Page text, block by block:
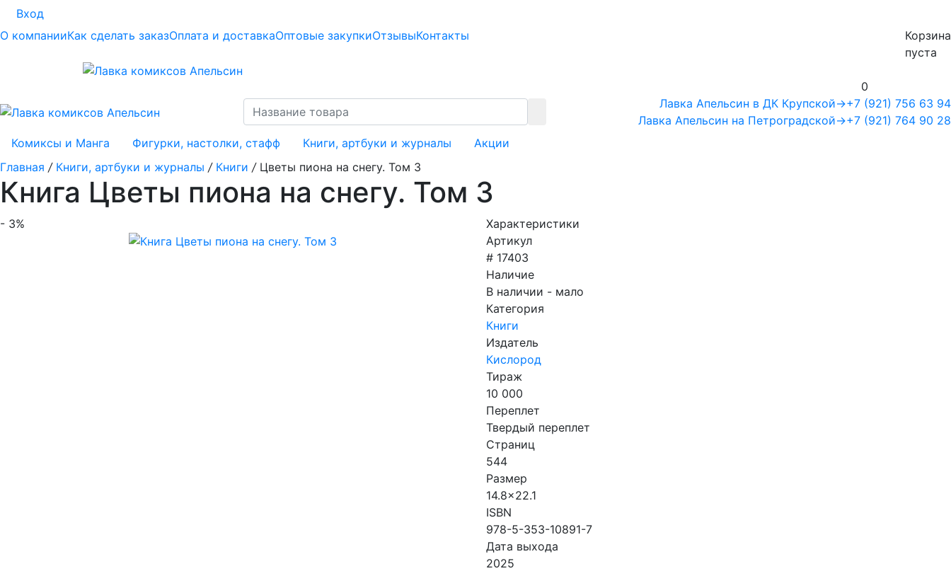
Вход
О компанииКак сделать заказОплата и доставкаОптовые закупкиОтзывыКонтакты
Корзина
пуста
0
+7 (921) 756 63 94
+7 (921) 764 90 28
Лавка Апельсин в ДК Крупской→
Лавка Апельсин на Петроградской→
Комиксы и Манга
Фигурки, настолки, стафф Книги, артбуки и журналы
Акции
Главная / Книги, артбуки и журналы / Книги / Цветы пиона на снегу. Том 3
Книга Цветы пиона на снегу. Том 3
- 3%
Характеристики
Артикул
# 17403
Наличие
В наличии - мало
Категория
Книги
Издатель
Кислород
Тираж
10 000
Переплет
Твердый переплет
Страниц
544
Размер
14.8x22.1
ISBN
978-5-353-10891-7
Дата выхода
2025